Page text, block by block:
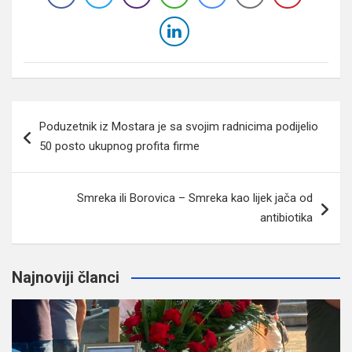
članaka
Poduzetnik iz Mostara je sa svojim radnicima podijelio
50 posto ukupnog profita firme
Smreka ili Borovica – Smreka kao lijek jača od
antibiotika
Najnoviji članci